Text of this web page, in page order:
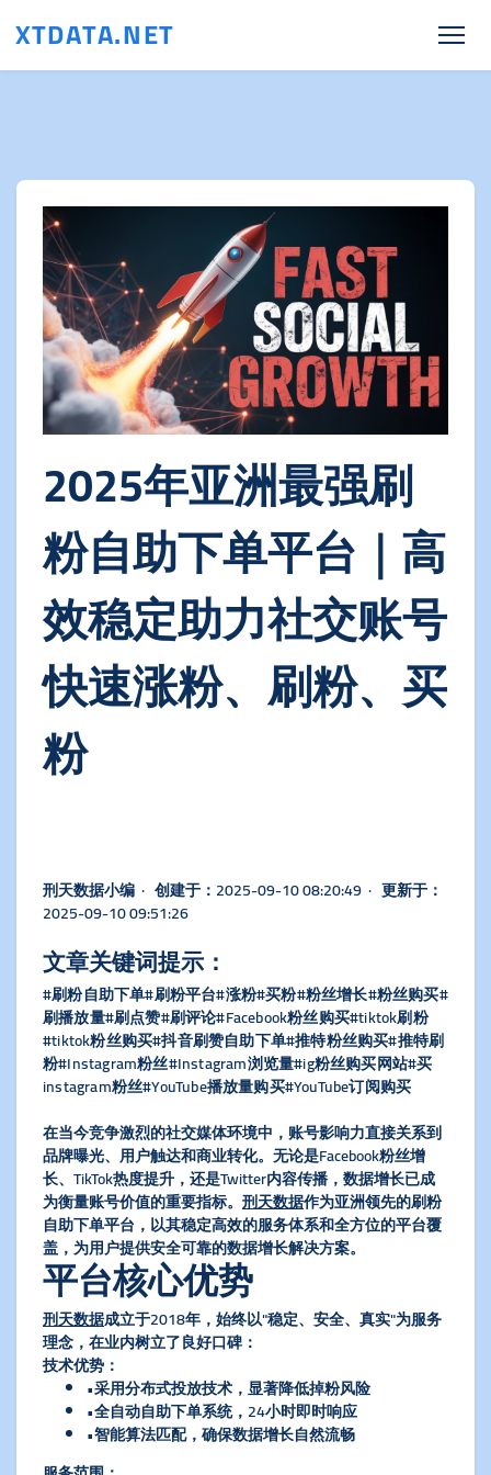
XTDATA.NET
2025年亚洲最强刷
粉自助下单平台｜高
效稳定助力社交账号
快速涨粉、刷粉、买
粉
刑天数据小编 · 创建于：2025-09-10 08:20:49 · 更新于：
2025-09-10 09:51:26
文章关键词提示：
#刷粉自助下单#刷粉平台#涨粉#买粉#粉丝增长#粉丝购买#
刷播放量#刷点赞#刷评论#Facebook粉丝购买#tiktok刷粉
#tiktok粉丝购买#抖音刷赞自助下单#推特粉丝购买#推特刷
粉#Instagram粉丝#Instagram浏览量#ig粉丝购买网站#买
instagram粉丝#YouTube播放量购买#YouTube订阅购买
在当今竞争激烈的社交媒体环境中，账号影响力直接关系到
品牌曝光、用户触达和商业转化。无论是Facebook粉丝增
长、TikTok热度提升，还是Twitter内容传播，数据增长已成
为衡量账号价值的重要指标。 刑天数据作为亚洲领先的刷粉
自助下单平台，以其稳定高效的服务体系和全方位的平台覆
盖，为用户提供安全可靠的数据增长解决方案。
平台核心优势
刑天数据成立于2018年，始终以"稳定、安全、真实"为服务
理念，在业内树立了良好口碑：
​技术优势​ ​：
•采用分布式投放技术，显著降低掉粉风险
•全自动自助下单系统，24小时即时响应
•智能算法匹配，确保数据增长自然流畅